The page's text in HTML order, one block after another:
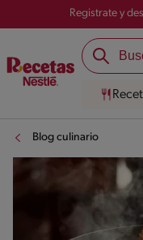
Registrate y
Blog culinario